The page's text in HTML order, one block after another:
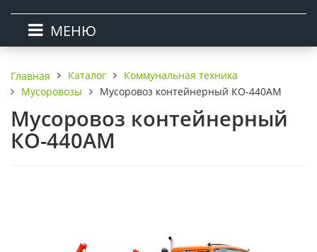
МЕНЮ
Главная Каталог
Коммунальная техника
Мусоровозы
Мусоровоз контейнерный КО-440АМ
Мусоровоз контейнерный
КО-440АМ